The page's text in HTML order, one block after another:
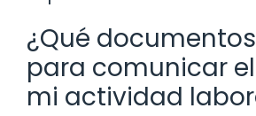
¿Qué
para comunicar
mi actividad